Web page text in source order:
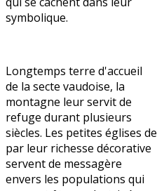
symbolique.
Longtemps terre d'accueil
de la secte vaudoise, la
montagne leur servit de
refuge durant plusieurs
siècles. Les petites églises de
par leur richesse décorative
servent de messagère
envers les populations qui